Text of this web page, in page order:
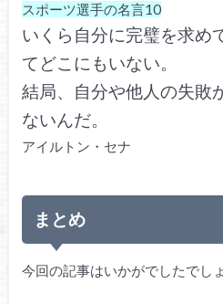
スポーツ選手の名言10
いくら自分に完璧を求め
てどこにもいない。
結局、自分や他人の失敗
ないんだ。
アイルトン・セナ
まとめ
今回の記事はいかがでしたでしょ